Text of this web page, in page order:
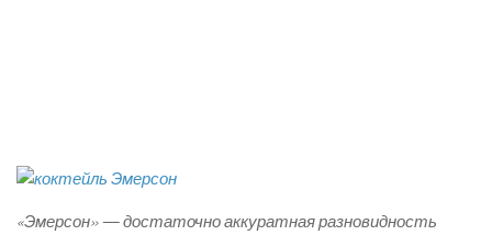
«Эмерсон» — достаточно аккуратная разновидность